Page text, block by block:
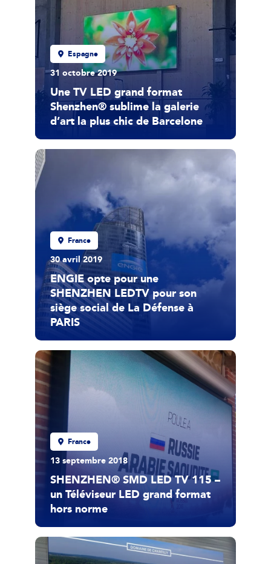
Espagne
31 octobre 2019
Une TV LED grand format
Shenzhen® sublime la galerie
d’art la plus chic de Barcelone
France
30 avril 2019
ENGIE opte pour une
SHENZHEN LEDTV pour son
siège social de La Défense à
PARIS
France
13 septembre 2018
SHENZHEN® SMD LED TV 115 –
un Téléviseur LED grand format
hors norme